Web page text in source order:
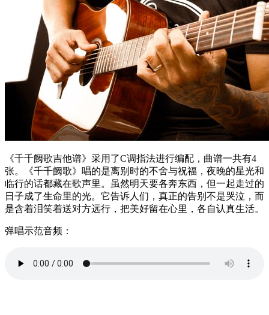
《千千阙歌吉他谱》采用了C调指法进行编配，曲谱一共有4
张。《千千阙歌》唱的是离别时的不舍与祝福，夜晚的星光和
临行的话都藏在歌声里。虽然明天要各奔东西，但一起走过的
日子成了生命里的光。它告诉人们，真正的告别不是哭泣，而
是含着泪笑着送对方远行，把美好留在心里，各自认真生活。
弹唱示范音频：